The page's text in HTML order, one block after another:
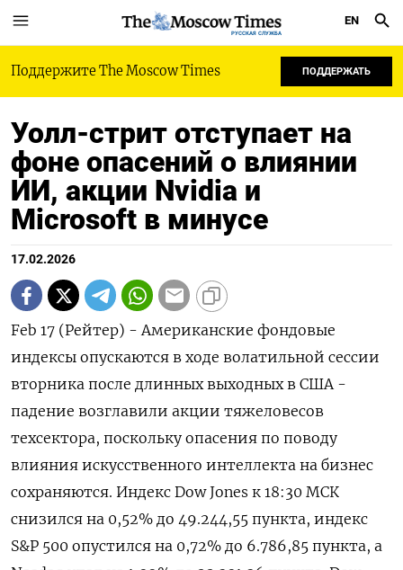
РУССКАЯ СЛУЖБА
EN
Поддержите The Moscow Times ПОДДЕРЖАТЬ
Уолл-стрит отступает на
фоне опасений о влиянии
ИИ, акции Nvidia и
Microsoft в минусе
17.02.2026
Feb 17 (Рейтер) - Американские фондовые
индексы опускаются в ходе волатильной сессии
вторника после длинных выходных ‌в США -
падение возглавили акции тяжеловесов
техсектора, поскольку опасения по поводу
влияния искусственного интеллекта на ​бизнес
сохраняются. Индекс Dow ​Jones ​к 18:⁠30 МСК
снизился на ‌0,52% до 49.‌244,55 пункта, индекс
S&P 500 ​опустился на 0,72% до ‌6.786,85 пункта, а